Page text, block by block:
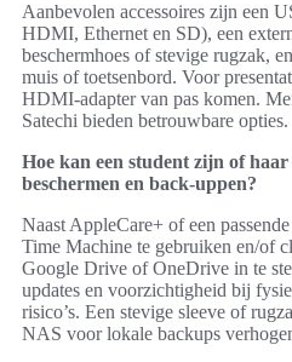
Aanbevolen accessoires zijn een
HDMI, Ethernet en SD), een
beschermhoes of stevige rugzak,
muis of toetsenbord. Voor
HDMI-adapter van pas komen.
Satechi bieden betrouwbare opties.
Hoe kan een student zijn of
beschermen en back‑uppen?
Naast AppleCare+ of een
Time Machine te gebruiken en/of
Google Drive of OneDrive in te
updates en voorzichtigheid bij
risico’s. Een stevige sleeve of
NAS voor lokale backups